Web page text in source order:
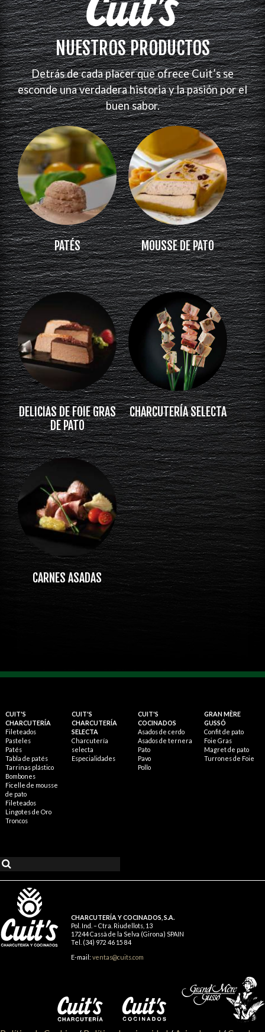
NUESTROS PRODUCTOS
Detrás de cada placer que ofrece Cuit’s se
esconde una verdadera historia y la pasión por el
buen sabor.
PATÉS MOUSSE DE PATO
DELICIAS DE FOIE GRAS
DE PATO
CHARCUTERÍA SELECTA
CARNES ASADAS
CUIT'S
CHARCUTERÍA
Fileteados
Pasteles
Patés
Tabla de patés
Tarrinas plástico
Bombones
Ficelle de mousse
de pato
Fileteados
Lingotes de Oro
Troncos
CUIT'S
CHARCUTERÍA
SELECTA
Charcutería
selecta
Especialidades
CUIT'S
COCINADOS
Asados de cerdo
Asados de ternera
Pato
Pavo
Pollo
GRAN MÈRE
GUSSÓ
Confit de pato
Foie Gras
Magret de pato
Turrones de Foie
CHARCUTERÍA Y COCINADOS, S.A.
Pol. Ind. – Ctra. Riudellots, 13
17244 Cassà de la Selva (Girona) SPAIN
Tel. (34) 972 46 15 84
E-mail: ventas@cuits.com